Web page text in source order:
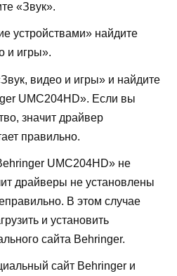
«Звук».
устройствами» найдите
и игры».
видео и игры» и найдите
UMC204HD». Если вы
значит драйвер
правильно.
UMC204HD» не
драйверы не установлены
В этом случае
и установить
сайта Behringer.
сайт Behringer и